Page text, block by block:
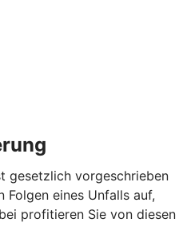
gesetzlich vorgeschrieben
eines Unfalls auf,
profitieren Sie von diesen